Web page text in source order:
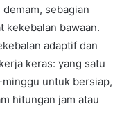
sebagian
kekebalan bawaan.
adaptif dan
keras: yang satu
untuk bersiap,
hitungan jam atau